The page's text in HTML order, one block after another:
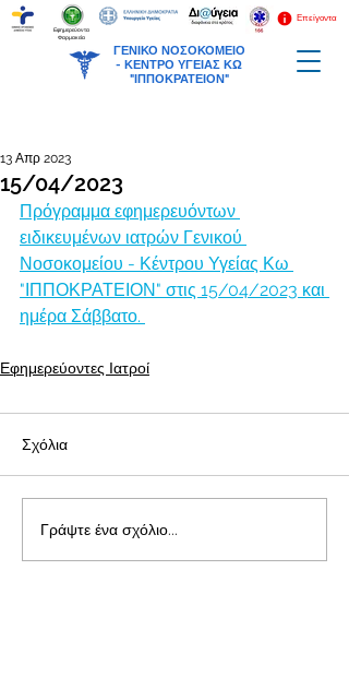
ΓΕΝΙΚΟ ΝΟΣΟΚΟΜΕΙΟ
- ΚΕΝΤΡΟ ΥΓΕΙΑΣ ΚΩ
"ΙΠΠΟΚΡΑΤΕΙΟΝ"
Επείγοντα
Εφημερεύοντα
Φαρμακεία
15/04/2023
13 Απρ 2023
Πρόγραμμα εφημερευόντων
ειδικευμένων ιατρών Γενικού
Νοσοκομείου - Κέντρου Υγείας Κω
"ΙΠΠΟΚΡΑΤΕΙΟΝ" στις 15/04/2023 και
ημέρα Σάββατο.
Εφημερεύοντες Ιατροί
Σχόλια
Γράψτε ένα σχόλιο...